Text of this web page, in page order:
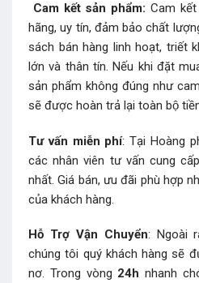
Cam kết sản phẩm: Cam
hãng, uy tín, đảm bảo chất
sách bán hàng linh hoạt, triết
lớn và thân tín. Nếu khi đặt
sản phẩm không đúng như
sẽ được hoàn trả lại toàn bộ
Tư vấn miễn phí: Tại Hoàng
các nhân viên tư vấn cung
nhất. Giá bán, ưu đãi phù hợp
của khách hàng.
Hỗ Trợ Vận Chuyển: Ngoài
chúng tôi quý khách hàng sẽ
nơ. Trong vòng 24h nhanh